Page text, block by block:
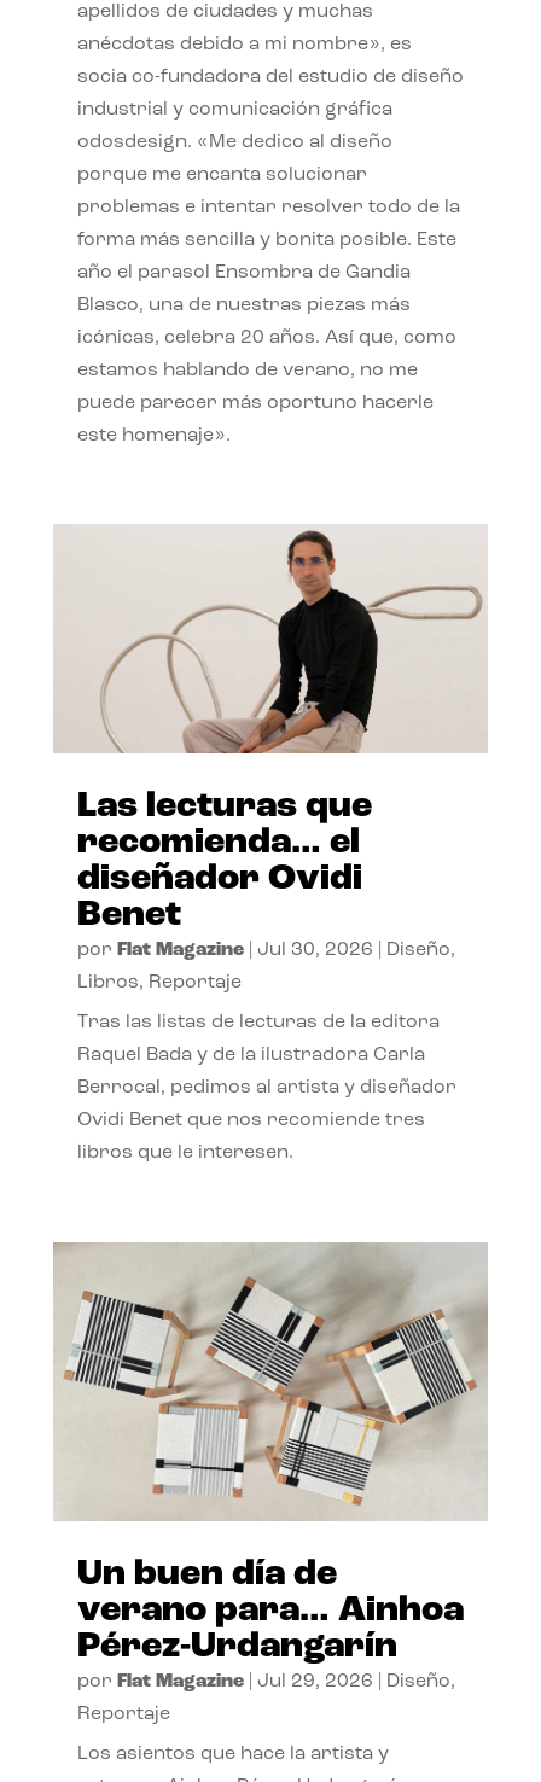
apellidos de ciudades y muchas
anécdotas debido a mi nombre», es
socia co-fundadora del estudio de diseño
industrial y comunicación gráfica
odosdesign. «Me dedico al diseño
porque me encanta solucionar
problemas e intentar resolver todo de la
forma más sencilla y bonita posible. Este
año el parasol Ensombra de Gandia
Blasco, una de nuestras piezas más
icónicas, celebra 20 años. Así que, como
estamos hablando de verano, no me
puede parecer más oportuno hacerle
este homenaje».
Las lecturas que
recomienda… el
diseñador Ovidi
Benet
por Flat Magazine| Jul 30, 2026 Diseño,
Libros, Reportaje
Tras las listas de lecturas de la editora
Raquel Bada y de la ilustradora Carla
Berrocal, pedimos al artista y diseñador
Ovidi Benet que nos recomiende tres
libros que le interesen.
Un buen día de
verano para… Ainhoa
Pérez-Urdangarín
por Flat Magazine| Jul 29, 2026 Diseño,
Reportaje
Los asientos que hace la artista y